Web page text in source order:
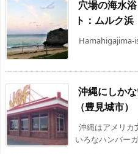
穴場の海水
ト：ムルク浜
Hamahigajima-
沖縄にしか
（豊見城市）
沖縄はアメリカ
いろなハンバー